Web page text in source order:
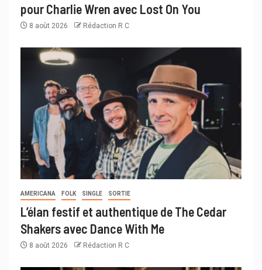
pour Charlie Wren avec Lost On You
8 août 2026 Rédaction R C
AMERICANA FOLK SINGLE SORTIE
L’élan festif et authentique de The Cedar
Shakers avec Dance With Me
8 août 2026 Rédaction R C